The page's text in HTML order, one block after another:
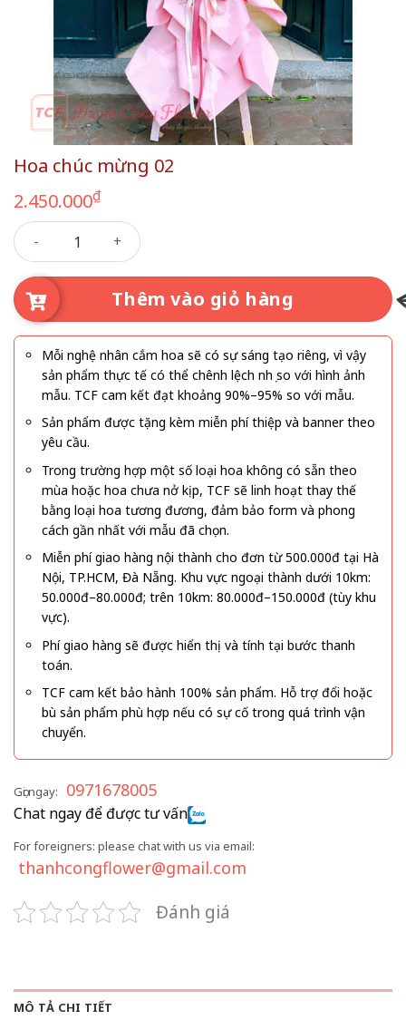
Hoa chúc mừng 02
2.450.000₫
Hoa chúc mừng 02 số lượng
Thêm vào giỏ hàng
Mỗi nghệ nhân cắm hoa sẽ có sự sáng tạo riêng, vì vậy
sản phẩm thực tế có thể chênh lệch nhẹ so với hình ảnh
mẫu. TCF cam kết đạt khoảng 90%–95% so với mẫu.
Sản phẩm được tặng kèm miễn phí thiệp và banner theo
yêu cầu.
Trong trường hợp một số loại hoa không có sẵn theo
mùa hoặc hoa chưa nở kịp, TCF sẽ linh hoạt thay thế
bằng loại hoa tương đương, đảm bảo form và phong
cách gần nhất với mẫu đã chọn.
Miễn phí giao hàng nội thành cho đơn từ 500.000đ tại Hà
Nội, TP.HCM, Đà Nẵng. Khu vực ngoại thành dưới 10km:
50.000đ–80.000đ; trên 10km: 80.000đ–150.000đ (tùy khu
vực).
Phí giao hàng sẽ được hiển thị và tính tại bước thanh
toán.
TCF cam kết bảo hành 100% sản phẩm. Hỗ trợ đổi hoặc
bù sản phẩm phù hợp nếu có sự cố trong quá trình vận
chuyển.
Gọi ngay: 0971678005
Chat ngay để được tư vấn
For foreigners: please chat with us via email:
thanhcongflower@gmail.com
Đánh giá
MÔ TẢ CHI TIẾT